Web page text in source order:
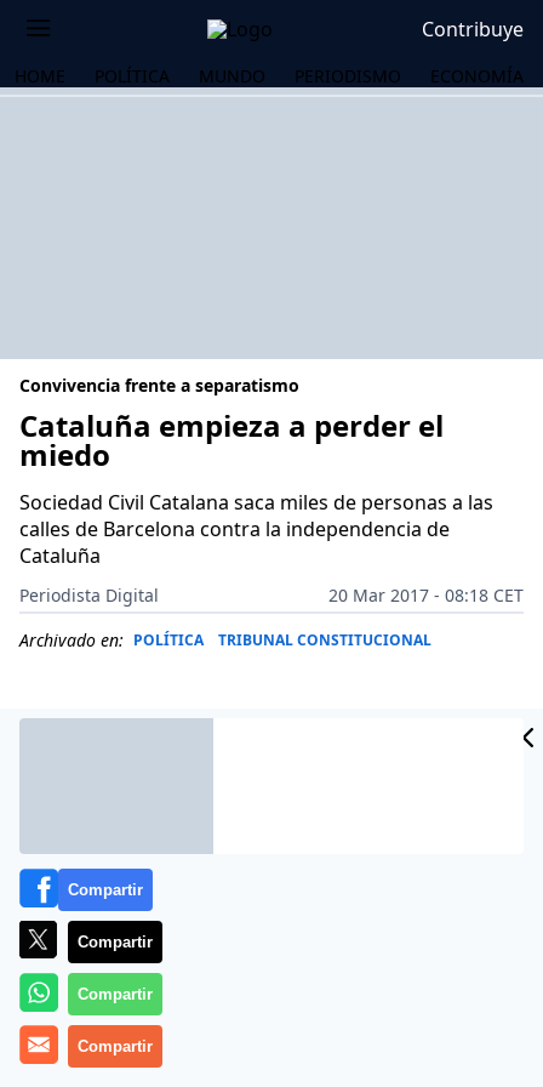
Contribuye
HOME POLÍTICA MUNDO PERIODISMO ECONOMÍA
Convivencia frente a separatismo
Cataluña empieza a perder el
miedo
Sociedad Civil Catalana saca miles de personas a las
calles de Barcelona contra la independencia de
Cataluña
Periodista Digital
20 Mar 2017 - 08:18 CET
Archivado en: POLÍTICA TRIBUNAL CONSTITUCIONAL
Más información
Compartir
Compartir
Compartir
Compartir